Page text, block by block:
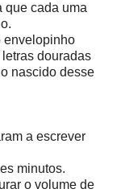
que cada uma
envelopinho
douradas
nascido desse
a escrever
minutos.
o volume de